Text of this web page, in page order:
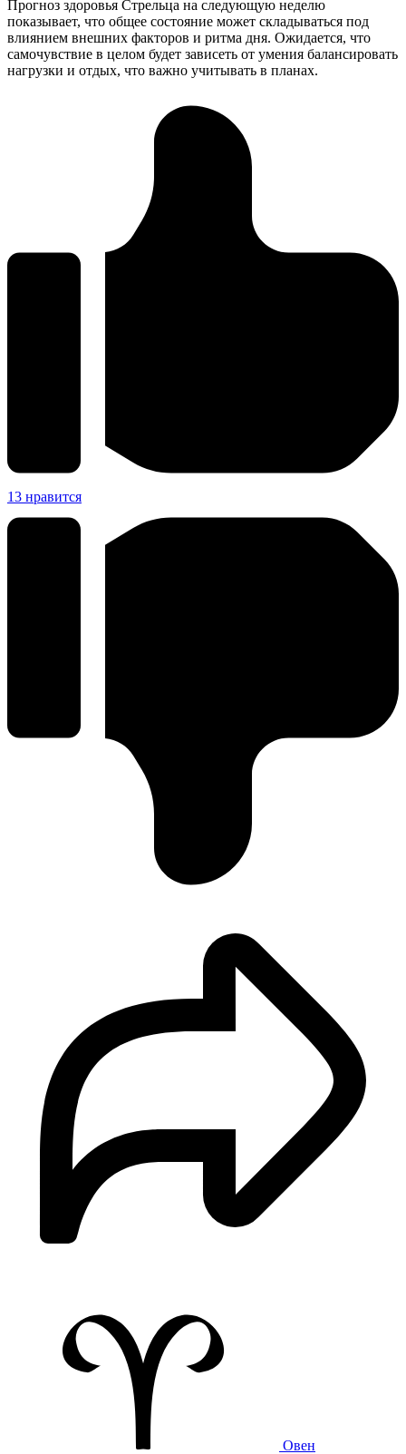
Прогноз здоровья Стрельца на следующую неделю
показывает, что общее состояние может складываться под
влиянием внешних факторов и ритма дня. Ожидается, что
самочувствие в целом будет зависеть от умения балансировать
нагрузки и отдых, что важно учитывать в планах.
13 нравится
Овен